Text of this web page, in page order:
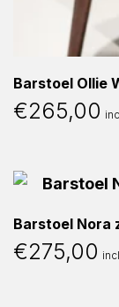
Barstoel Ollie
€265,00
Barstoel Nora
€275,00